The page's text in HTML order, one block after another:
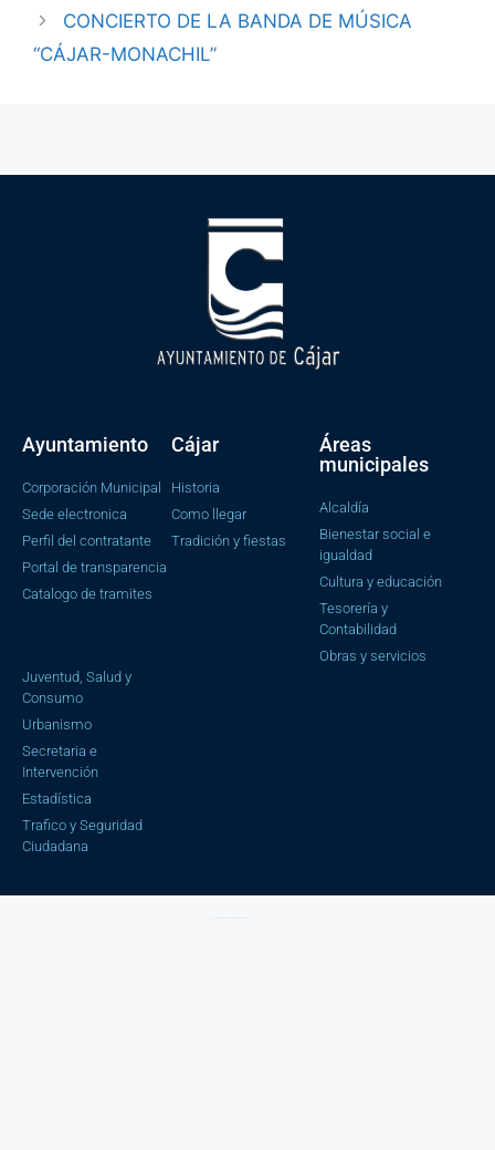
CONCIERTO DE LA BANDA DE MÚSICA
“CÁJAR-MONACHIL”
Ayuntamiento
Corporación Municipal
Sede electronica
Perfil del contratante
Portal de transparencia
Catalogo de tramites
Cájar
Historia
Como llegar
Tradición y fiestas
Áreas
municipales
Alcaldía
Bienestar social e
igualdad
Cultura y educación
Tesorería y
Contabilidad
Obras y servicios
Juventud, Salud y
Consumo
Urbanismo
Secretaria e
Intervención
Estadística
Trafico y Seguridad
Ciudadana